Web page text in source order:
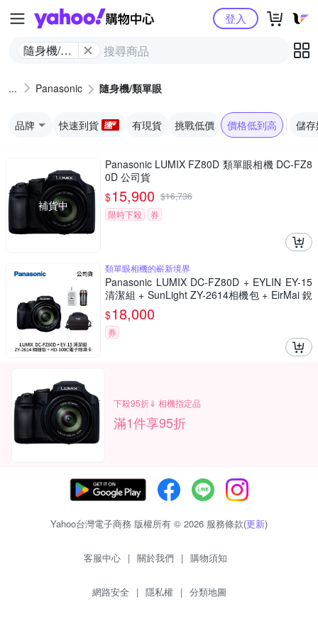
Yahoo購物中心
隨身機/類
登入
Panasonic 隨身機/類單眼
品牌 快速到貨 有現貨 挑戰低價 價格低到高 儲
補貨中
Panasonic LUMIX FZ80D 類單眼相機 DC-FZ8
0D 公司貨
$15,900 $16,736
限時下殺
券
類單眼相機的嶄新境界
Panasonic LUMIX DC-FZ80D + EYLIN EY-15
清潔組 + SunLight ZY-2614相機包 + EirMai 銳
瑪 HD-100C電子除濕卡 FZ80D (公司貨)
$18,000
券
下殺95折⇓ 相機指定品
滿1件享95折
Yahoo台灣電子商務 版權所有 © 2026 服務條款(更新)
客服中心 | 關於我們 | 購物須知
網路安全 | 隱私權 | 分類地圖